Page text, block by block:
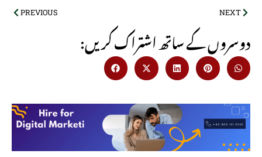
PREVIOUS NEXT
:دوسروں کے ساتھ اشتراک کریں